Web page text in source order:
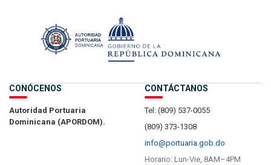
CONÓCENOS
Autoridad Portuaria
Dominicana (APORDOM).
CONTÁCTANOS
Tel: (809) 537-0055
(809) 373-1308
info@portuaria.gob.do
Horario: Lun-Vie, 8AM–4PM